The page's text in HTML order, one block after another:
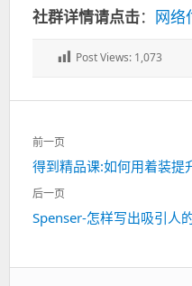
社群详情请点击： 网络
Post Views: 1,073
文
章
导
航
前一页
上
一
得到精品课:如何用着装提
后一页
下
Spenser-怎样写出吸引人